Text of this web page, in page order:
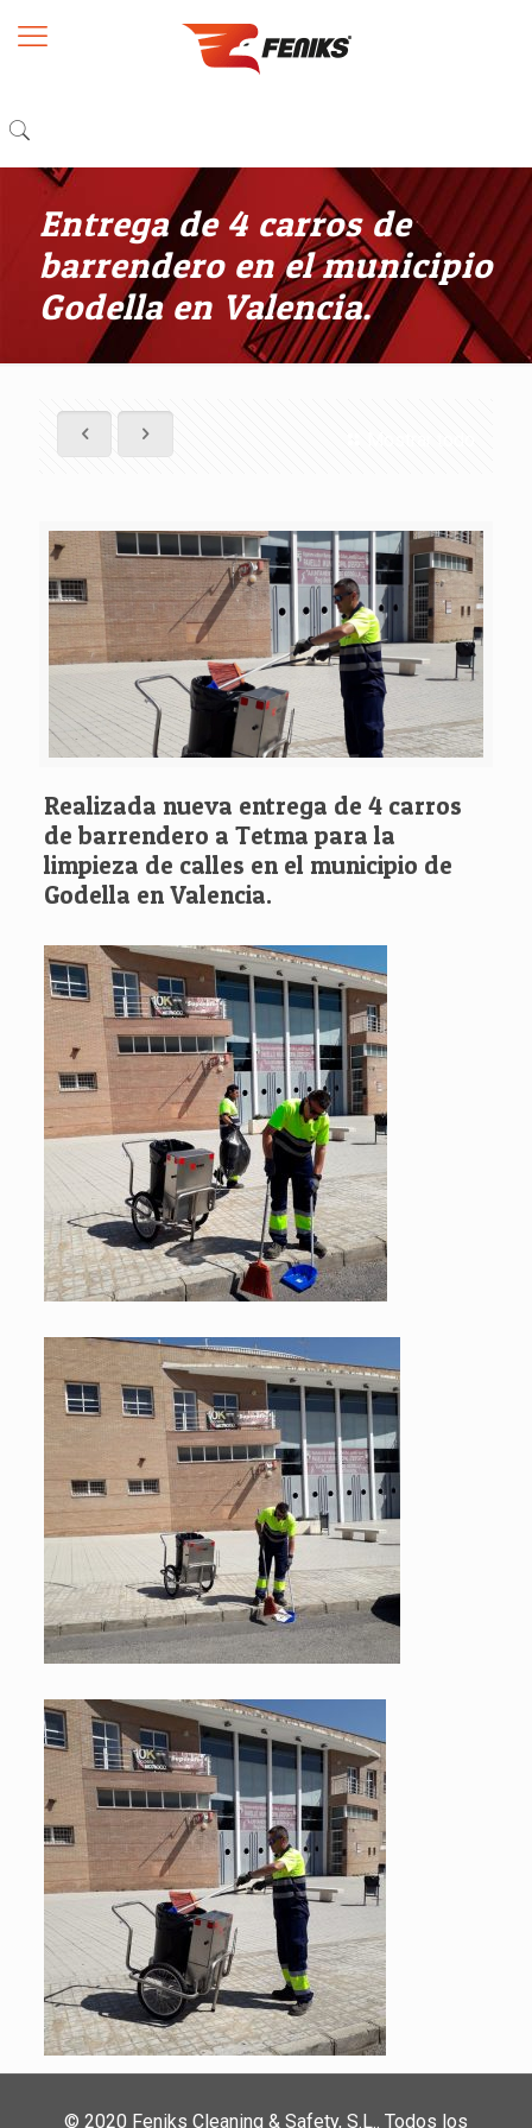
Entrega de 4 carros de
barrendero en el municipio
Godella en Valencia.
Realizada nueva entrega de 4 carros
de barrendero a Tetma para la
limpieza de calles en el municipio de
Godella en Valencia.
© 2020 Feniks Cleaning & Safety, S.L.. Todos los